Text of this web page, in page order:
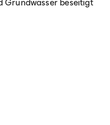
Grundwasser beseitigt